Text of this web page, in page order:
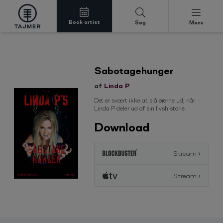
Book artist Søg Menu
Sabotagehunger
af Linda P
Det er svært ikke at slå ørerne ud, når
Linda P deler ud af sin livshistorie.
Download
Stream ›
Stream ›